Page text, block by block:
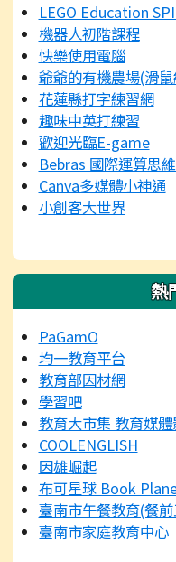
LEGO Education
機器人初階課程
快樂使用電腦
爺爺的有機農場(滑
花蓮縣打字練習網
趣味中英打練習
歡迎光臨E-game
Bebras 國際運算思
Canva多媒體小神通
小創客大世界
熱
PaGamO
均一教育平台
教育部因材網
學習吧
教育大市集 教育媒
COOLENGLISH
因雄崛起
布可星球 Book
臺南市午餐教育(餐
臺南市家庭教育中心